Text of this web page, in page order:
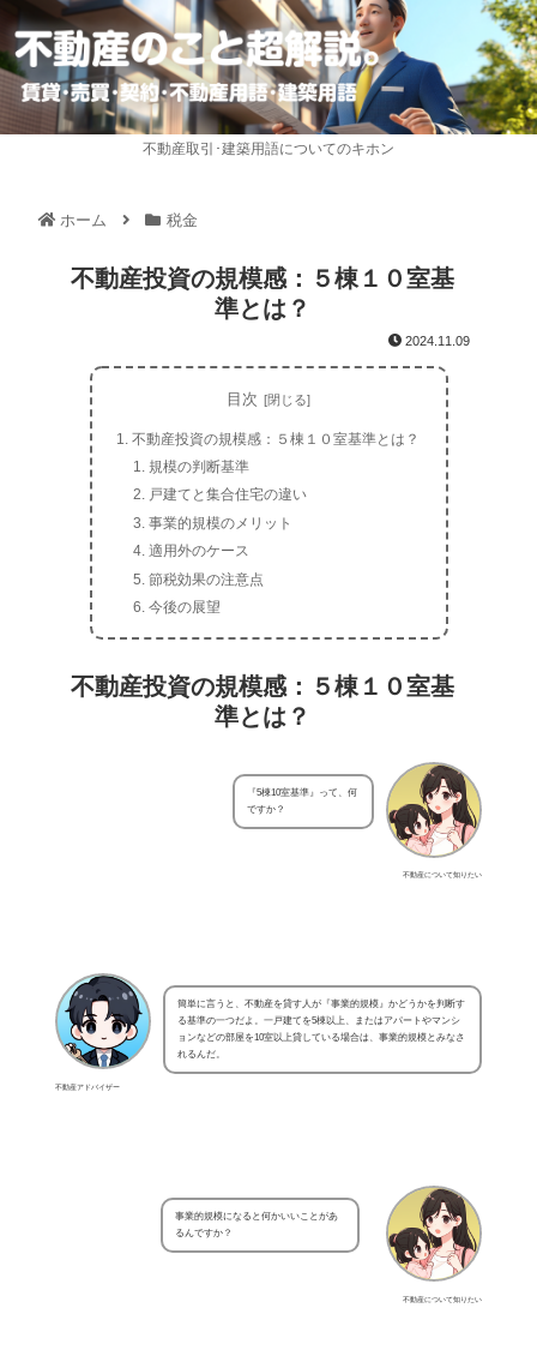
不動産取引･建築用語についてのキホン
ホーム 税金
不動産投資の規模感：５棟１０室基
準とは？
2024.11.09
目次
不動産投資の規模感：５棟１０室基準とは？
規模の判断基準
戸建てと集合住宅の違い
事業的規模のメリット
適用外のケース
節税効果の注意点
今後の展望
不動産投資の規模感：５棟１０室基
準とは？
不動産について知りたい
『5棟10室基準』って、何
ですか？
不動産アドバイザー
簡単に言うと、不動産を貸す人が『事業的規模』かどうかを判断す
る基準の一つだよ。一戸建てを5棟以上、またはアパートやマンシ
ョンなどの部屋を10室以上貸している場合は、事業的規模とみなさ
れるんだ。
不動産について知りたい
事業的規模になると何かいいことがあ
るんですか？